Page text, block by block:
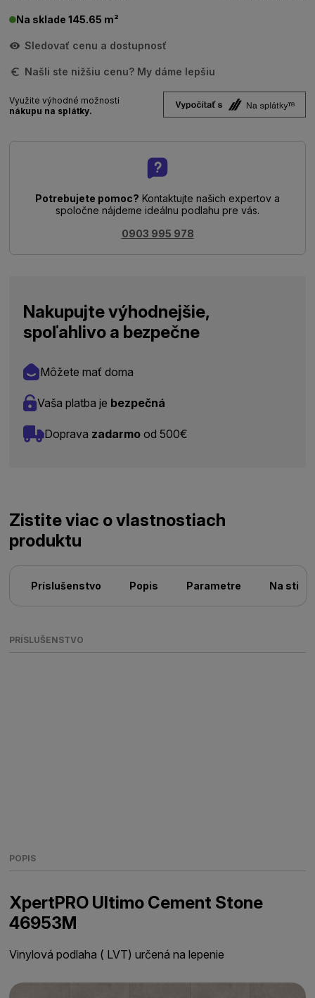
Na sklade 145.65 m²
Sledovať cenu a dostupnosť
Našli ste nižšiu cenu? My dáme lepšiu
Využite výhodné možnosti
nákupu na splátky.
Potrebujete pomoc? Kontaktujte našich expertov a
spoločne nájdeme ideálnu podlahu pre vás.
0903 995 978
Nakupujte výhodnejšie,
spoľahlivo a bezpečne
Môžete mať doma
Vaša platba je bezpečná
Doprava zadarmo od 500€
Zistite viac o vlastnostiach
produktu
Príslušenstvo Popis Parametre Na
PRÍSLUŠENSTVO
POPIS
XpertPRO Ultimo Cement Stone
46953M
Vinylová podlaha ( LVT) určená na lepenie